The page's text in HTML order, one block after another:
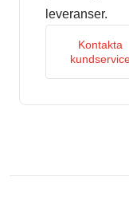
leveranser.
Kontakta